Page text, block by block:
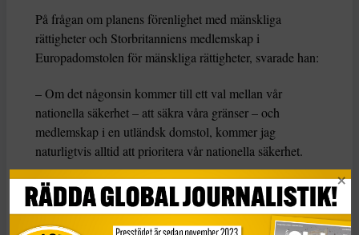
På frågan om planens förenlighet med mänskliga
rättigheter och Storbritanniens medlemskap i
Europadomstolen för mänskliga rättigheter, svarade han:
– Om det någonsin kommer till ett val mellan vår
nationella säkerhet – att säkra våra gränser – och
medlemskap i en utländsk domstol, kommer jag
naturligtvis alltid att prioritera vår nationella säkerhet.
***
ⓘArtikeln är gjord med stöd av AI och faktagranskad
av Tidningen Global.Läs vårAI-policy här.